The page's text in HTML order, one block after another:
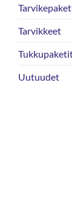
Tarvikkeet
Uutuudet